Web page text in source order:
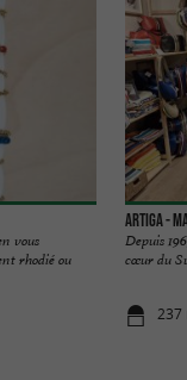
vous
rhodié ou
Artiga -
Depuis
cœur du
237